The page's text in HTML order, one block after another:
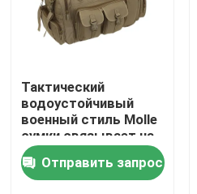
Контроль качества
Свяжитесь с нами
Новости
Тактический
водоустойчивый
военный стиль Molle
сумки связывает на
открытом воздухе
сумку ряда
перемещения
Отправить запрос